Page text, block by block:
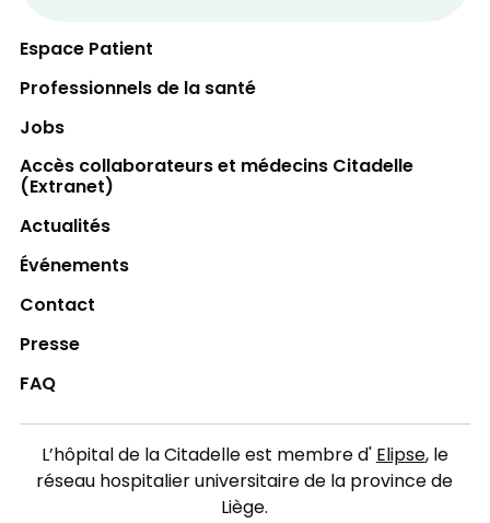
Espace Patient
Professionnels de la santé
Jobs
Accès collaborateurs et médecins Citadelle
(Extranet)
Actualités
Événements
Contact
Presse
FAQ
L’hôpital de la Citadelle est membre d'Elipse, le
réseau hospitalier universitaire de la province de
Liège.